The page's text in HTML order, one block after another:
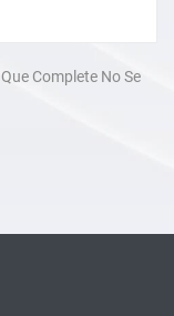
Complete No Se